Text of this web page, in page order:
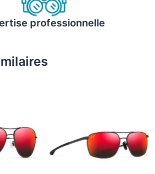
professionnelle